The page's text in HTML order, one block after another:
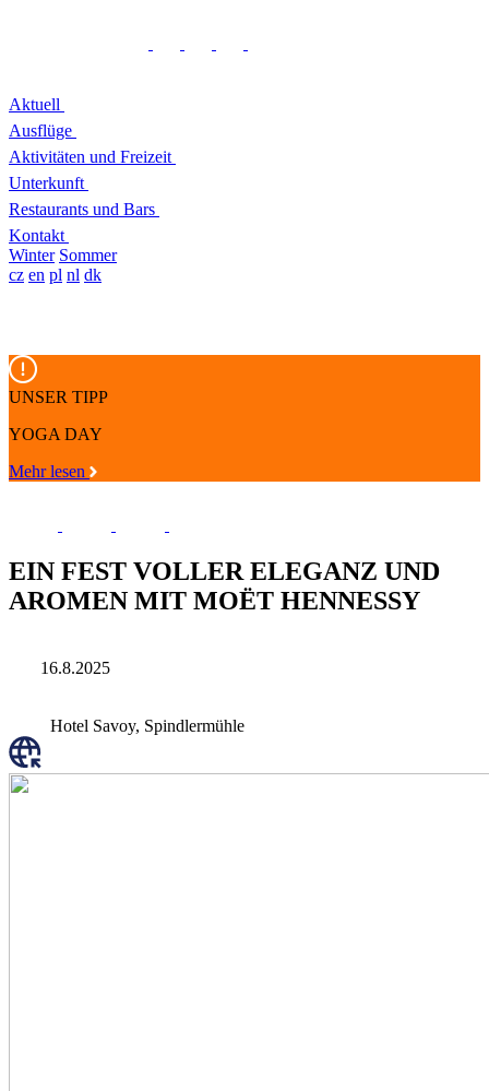
Aktuell
Ausflüge
Aktivitäten und Freizeit
Unterkunft
Restaurants und Bars
Kontakt
Winter Sommer
cz en pl nl dk
UNSER TIPP
YOGA DAY
Mehr lesen
EIN FEST VOLLER ELEGANZ UND
AROMEN MIT MOËT HENNESSY
16.8.2025
Hotel Savoy, Spindlermühle